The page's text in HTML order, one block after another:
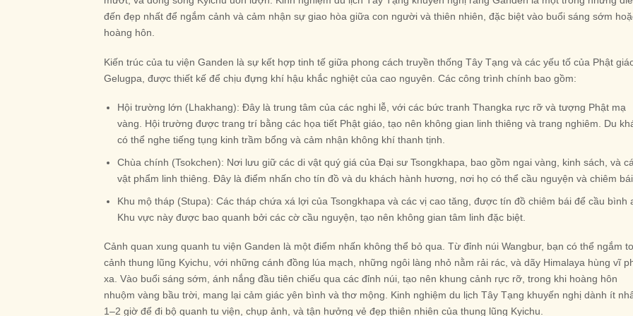
đến đẹp nhất để ngắm cảnh và cảm nhận sự giao hòa giữa con người và thiên nhiên, đặc biệt vào buổi sáng sớm
hoàng hôn.
Kiến trúc của tu viện Ganden là sự kết hợp tinh tế giữa phong cách truyền thống Tây Tạng và các yếu tố của Phật
Gelugpa, được thiết kế để chịu đựng khí hậu khắc nghiệt của cao nguyên. Các công trình chính bao gồm:
Hội trường lớn (Lhakhang): Đây là trung tâm của các nghi lễ, với các bức tranh Thangka rực rỡ và tượng Phật mạ
vàng. Hội trường được trang trí bằng các họa tiết Phật giáo, tạo nên không gian linh thiêng và trang nghiêm. Du
có thể nghe tiếng tụng kinh trầm bổng và cảm nhận không khí thanh tịnh.
Chùa chính (Tsokchen): Nơi lưu giữ các di vật quý giá của Đại sư Tsongkhapa, bao gồm ngai vàng, kinh sách, và
vật phẩm linh thiêng. Đây là điểm nhấn cho tín đồ và du khách hành hương, nơi họ có thể cầu nguyện và chiêm bái.
Khu mộ tháp (Stupa): Các tháp chứa xá lợi của Tsongkhapa và các vị cao tăng, được tín đồ chiêm bái để cầu bình
Khu vực này được bao quanh bởi các cờ cầu nguyện, tạo nên không gian tâm linh đặc biệt.
Cảnh quan xung quanh tu viện Ganden là một điểm nhấn không thể bỏ qua. Từ đỉnh núi Wangbur, bạn có thể ngắm
cảnh thung lũng Kyichu, với những cánh đồng lúa mạch, những ngôi làng nhỏ nằm rải rác, và dãy Himalaya hùng vĩ
xa. Vào buổi sáng sớm, ánh nắng đầu tiên chiếu qua các đỉnh núi, tạo nên khung cảnh rực rỡ, trong khi hoàng hôn
nhuộm vàng bầu trời, mang lại cảm giác yên bình và thơ mộng. Kinh nghiệm du lịch Tây Tạng khuyến nghị dành ít
1–2 giờ để đi bộ quanh tu viện, chụp ảnh, và tận hưởng vẻ đẹp thiên nhiên của thung lũng Kyichu.